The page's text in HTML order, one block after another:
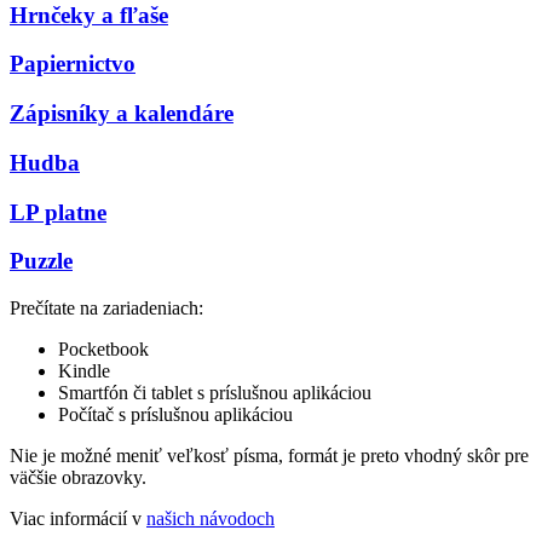
Hrnčeky a fľaše
Papiernictvo
Zápisníky a kalendáre
Hudba
LP platne
Puzzle
Prečítate na zariadeniach:
Pocketbook
Kindle
Smartfón či tablet s príslušnou aplikáciou
Počítač s príslušnou aplikáciou
Nie je možné meniť veľkosť písma, formát je preto vhodný skôr pre
väčšie obrazovky.
Viac informácií v našich návodoch